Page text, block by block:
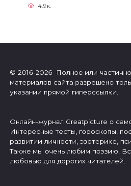
4.9к.
© 2016-2026 Полное или
материалов сайта разрешено
указании прямой гиперссылки.
Онлайн-журнал Greatpicture о
Интересные тесты, гороскопы,
развитии личности, эзотерике,
Также мы очень любим поэзию!
любовью для дорогих читателей.